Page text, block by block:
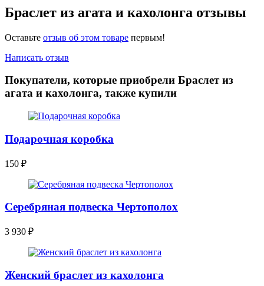
Браслет из агата и кахолонга отзывы
Оставьте отзыв об этом товаре первым!
Написать отзыв
Покупатели, которые приобрели Браслет из
агата и кахолонга, также купили
Подарочная коробка
150 ₽
Серебряная подвеска Чертополох
3 930 ₽
Женский браслет из кахолонга